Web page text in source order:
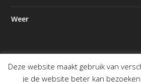
Weer
Ontworpen doorElegant Themes |
Deze website maakt gebruik van
je de website beter kan